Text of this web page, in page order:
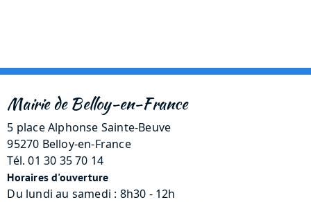
Mairie de Belloy-en-France
5 place Alphonse Sainte-Beuve
95270 Belloy-en-France
Tél. 01 30 35 70 14
Horaires d'ouverture
Du lundi au samedi : 8h30 - 12h